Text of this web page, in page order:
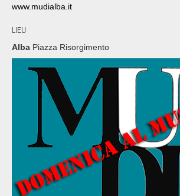
www.mudialba.it
LIEU
Alba Piazza Risorgimento